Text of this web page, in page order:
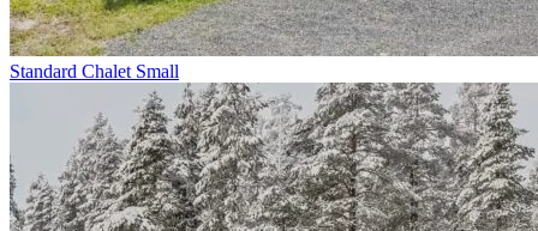
Standard Chalet Small